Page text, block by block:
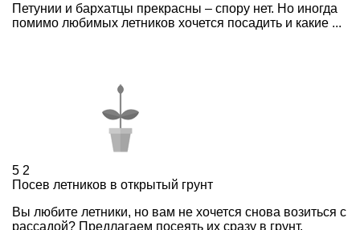
Петунии и бархатцы прекрасны – спору нет. Но иногда
помимо любимых летников хочется посадить и какие ...
5 2
Посев летников в открытый грунт
Вы любите летники, но вам не хочется снова возиться с
рассадой? Предлагаем посеять их сразу в грунт.